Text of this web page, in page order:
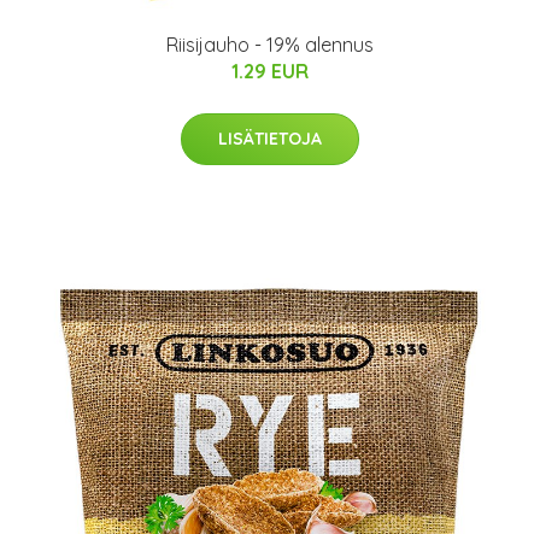
Riisijauho - 19% alennus
1.29 EUR
LISÄTIETOJA